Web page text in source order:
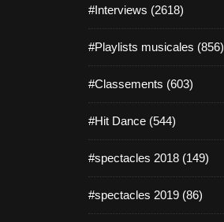
#Interviews (2618)
#Playlists musicales (856)
#Classements (603)
#Hit Dance (544)
#spectacles 2018 (149)
#spectacles 2019 (86)